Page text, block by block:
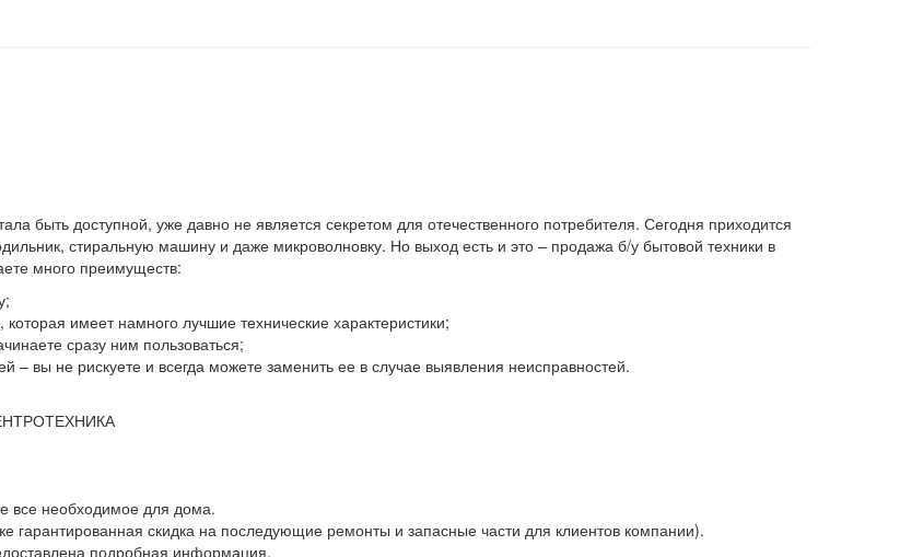
быть доступной, уже давно не является секретом для отечественного потребителя. Сегодня приходится
стиральную машину и даже микроволновку. Но выход есть и это – продажа б/у бытовой техники в
много преимуществ:
имеет намного лучшие технические характеристики;
сразу ним пользоваться;
– вы не рискуете и всегда можете заменить ее в случае выявления неисправностей.
все необходимое для дома.
гарантированная скидка на последующие ремонты и запасные части для клиентов компании).
подробная информация.